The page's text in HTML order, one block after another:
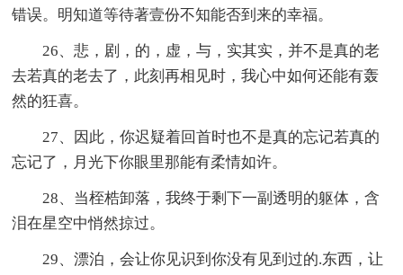
错误。明知道等待著壹份不知能否到来的幸福。
26、悲，剧，的，虚，与，实其实，并不是真的老
去若真的老去了，此刻再相见时，我心中如何还能有轰
然的狂喜。
27、因此，你迟疑着回首时也不是真的忘记若真的
忘记了，月光下你眼里那能有柔情如许。
28、当桎梏卸落，我终于剩下一副透明的躯体，含
泪在星空中悄然掠过。
29、漂泊，会让你见识到你没有见到过的.东西，让